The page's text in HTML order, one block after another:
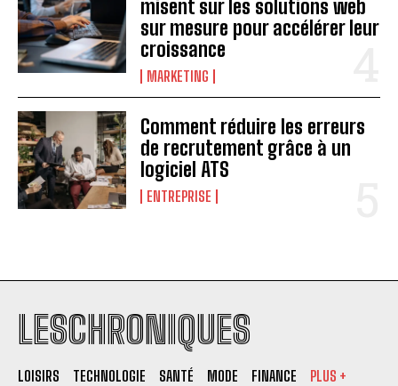
misent sur les solutions web
sur mesure pour accélérer leur
croissance
MARKETING
Comment réduire les erreurs
de recrutement grâce à un
logiciel ATS
ENTREPRISE
LESCHRONIQUES
LOISIRS TECHNOLOGIE SANTÉ MODE FINANCE PLUS +